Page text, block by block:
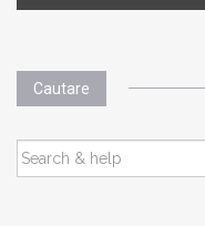
Cautare
SEARCH
FOR: